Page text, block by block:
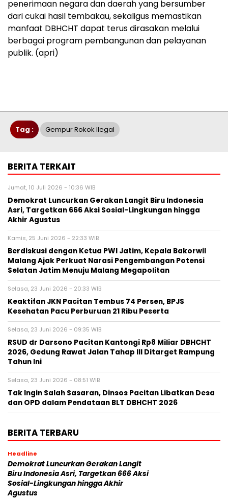
penerimaan negara dan daerah yang bersumber
dari cukai hasil tembakau, sekaligus memastikan
manfaat DBHCHT dapat terus dirasakan melalui
berbagai program pembangunan dan pelayanan
publik. (apri)
Tag : Gempur Rokok Ilegal
BERITA TERKAIT
Jumat, 10 Juli 2026 - 10:36 WIB
Demokrat Luncurkan Gerakan Langit Biru Indonesia
Asri, Targetkan 666 Aksi Sosial-Lingkungan hingga
Akhir Agustus
Kamis, 25 Juni 2026 - 22:33 WIB
Berdiskusi dengan Ketua PWI Jatim, Kepala Bakorwil
Malang Ajak Perkuat Narasi Pengembangan Potensi
Selatan Jatim Menuju Malang Megapolitan
Selasa, 23 Juni 2026 - 20:33 WIB
Keaktifan JKN Pacitan Tembus 74 Persen, BPJS
Kesehatan Pacu Perburuan 21 Ribu Peserta
Selasa, 23 Juni 2026 - 09:35 WIB
RSUD dr Darsono Pacitan Kantongi Rp8 Miliar DBHCHT
2026, Gedung Rawat Jalan Tahap III Ditarget Rampung
Tahun Ini
Selasa, 23 Juni 2026 - 08:51 WIB
Tak Ingin Salah Sasaran, Dinsos Pacitan Libatkan Desa
dan OPD dalam Pendataan BLT DBHCHT 2026
BERITA TERBARU
Headline
Demokrat Luncurkan Gerakan Langit
Biru Indonesia Asri, Targetkan 666 Aksi
Sosial-Lingkungan hingga Akhir
Agustus